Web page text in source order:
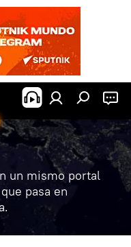
un mismo portal
pasa en